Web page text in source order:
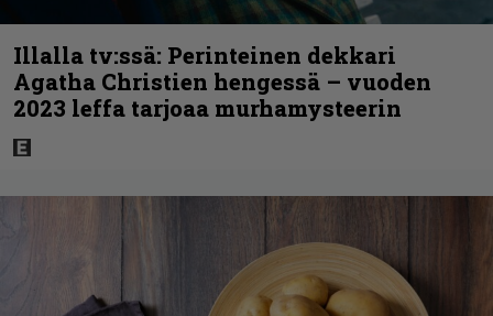
Illalla tv:ssä: Perinteinen dekkari
Agatha Christien hengessä – vuoden
2023 leffa tarjoaa murhamysteerin